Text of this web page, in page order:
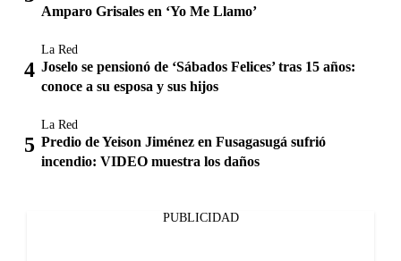
Amparo Grisales en ‘Yo Me Llamo’
La Red
Joselo se pensionó de ‘Sábados Felices’ tras 15 años:
conoce a su esposa y sus hijos
La Red
Predio de Yeison Jiménez en Fusagasugá sufrió
incendio: VIDEO muestra los daños
PUBLICIDAD